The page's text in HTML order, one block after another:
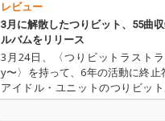
レビュー
3月に解散したつりビット、55曲
ルバムをリリース
3月24日、〈つりビットラスト
y〜〉を持って、6年の活動に終止
アイドル・ユニットのつりビッ
まれた楽曲全てを収録したラスト